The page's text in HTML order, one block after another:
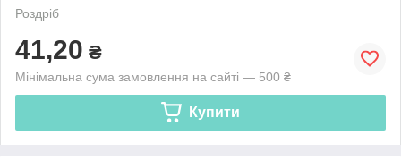
Роздріб
41,20 ₴
Мінімальна сума замовлення на сайті — 500 ₴
Купити